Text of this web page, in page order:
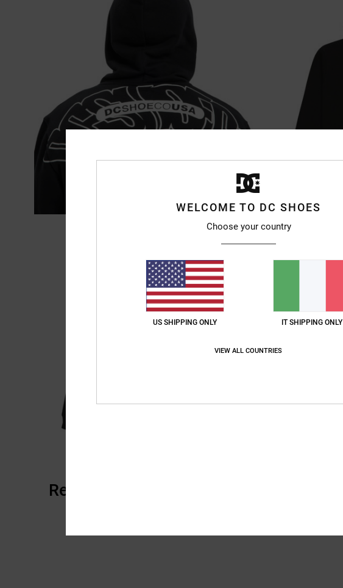
Recensioni dei clienti
WELCOME TO DC SHOES
Choose your country
US SHIPPING ONLY IT SHIPPING ONLY
VIEW ALL COUNTRIES